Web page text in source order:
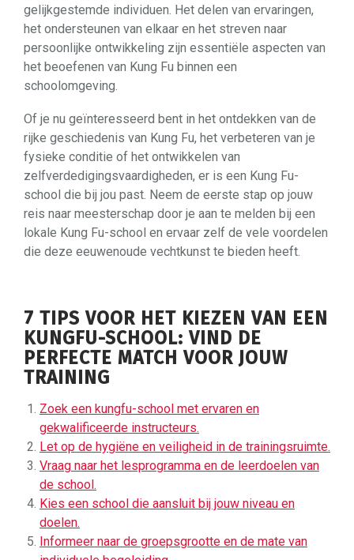
gelijkgestemde individuen. Het delen van ervaringen,
het ondersteunen van elkaar en het streven naar
persoonlijke ontwikkeling zijn essentiële aspecten van
het beoefenen van Kung Fu binnen een
schoolomgeving.
Of je nu geïnteresseerd bent in het ontdekken van de
rijke geschiedenis van Kung Fu, het verbeteren van je
fysieke conditie of het ontwikkelen van
zelfverdedigingsvaardigheden, er is een Kung Fu-
school die bij jou past. Neem de eerste stap op jouw
reis naar meesterschap door je aan te melden bij een
lokale Kung Fu-school en ervaar zelf de vele voordelen
die deze eeuwenoude vechtkunst te bieden heeft.
7 TIPS VOOR HET KIEZEN VAN EEN
KUNGFU-SCHOOL: VIND DE
PERFECTE MATCH VOOR JOUW
TRAINING
Zoek een kungfu-school met ervaren en
gekwalificeerde instructeurs.
Let op de hygiëne en veiligheid in de trainingsruimte.
Vraag naar het lesprogramma en de leerdoelen van
de school.
Kies een school die aansluit bij jouw niveau en
doelen.
Informeer naar de groepsgrootte en de mate van